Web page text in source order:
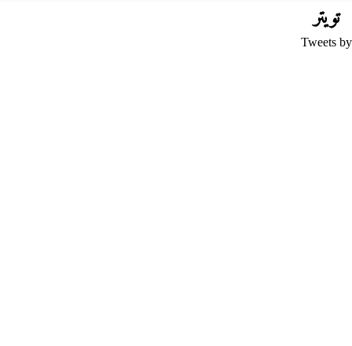
تويتر
Tweets by